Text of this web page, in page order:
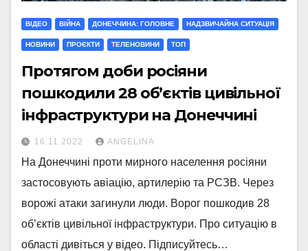
ВІДЕО ВІЙНА ДОНЕЧЧИНА: ГОЛОВНЕ НАДЗВИЧАЙНА СИТУАЦІЯ
НОВИНИ ПРОЄКТИ ТЕЛЕНОВИНИ ТОП
Протягом доби росіяни
пошкодили 28 об’єктів цивільної
інфраструктури на Донеччині
16.11.2022 ANGELINA
На Донеччині проти мирного населення росіяни
застосовують авіацію, артилерію та РСЗВ. Через
ворожі атаки загинули люди. Ворог пошкодив 28
об’єктів цивільної інфраструктури. Про ситуацію в
області дивіться у відео. Підписуйтесь…